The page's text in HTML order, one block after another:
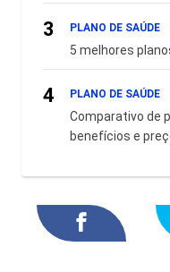
3 PLANO DE SAÚDE
5 melhores
4 PLANO DE SAÚDE
Comparativo de
benefícios e